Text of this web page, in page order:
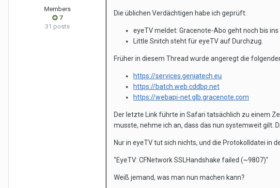
Members
7
31 posts
Die üblichen Verdächtigen habe ich geprüft:
eyeTV meldet: Gracenote-Abo geht noch bis
Little Snitch steht für eyeTV auf Durchzug.
Früher in diesem Thread wurde angeregt die
https://services.geniatech.eu
https://batch.web.cddbp.net
https://webapi-net.glb.gracenote.com
Der letzte Link führte in Safari tatsächlich zu einem
musste, nehme ich an, dass das nun systemweit gilt.
Nur in eyeTV tut sich nichts, und die Protokolldatei in
"EyeTV: CFNetwork SSLHandshake failed (~9807)"
Weiß jemand, was man nun machen kann?